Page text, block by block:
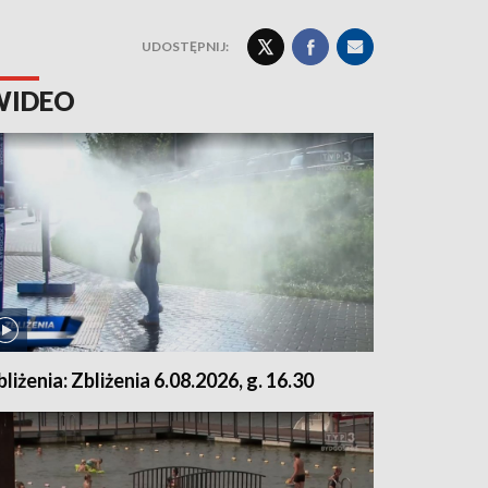
UDOSTĘPNIJ:
Zbliżenia 6.08.2026, g. 16.30